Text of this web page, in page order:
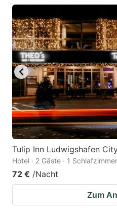
Tulip Inn Ludwigshafen
Hotel · 2 Gäste · 1 Schlafzimmer
72 € /Nacht
Zum